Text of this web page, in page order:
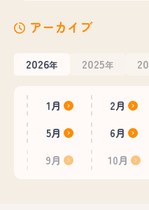
アーカイブ
2026年 2025年
1月 2月
5月
6月
9月
10月